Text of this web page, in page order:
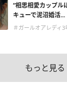
“相思相愛カップル
キューで泥沼婚活...
＃ガールオアレディ3
もっと見る